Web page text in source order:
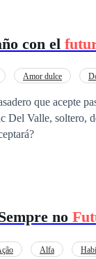
—Ya que mi primo
con el
Amor dulce
que acepte
Del Valle, soltero,
no
Alfa